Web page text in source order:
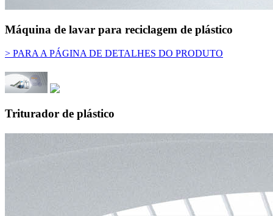
Máquina de lavar para reciclagem de plástico
> PARA A PÁGINA DE DETALHES DO PRODUTO
Triturador de plástico